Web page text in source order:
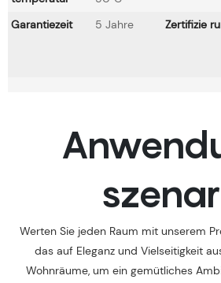
Garantiezeit
5 Jahre Zertifizie
Werten Sie jeden Raum mit unserem
das auf Eleganz und Vielseitigkeit
Wohnräume, um ein gemütliches